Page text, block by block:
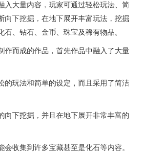
入大量内容，玩家可通过轻松玩法、简
向下挖掘，在地下展开丰富玩法，挖掘
石、钻石、金币、珠宝及稀有物品。
作而成的作品，首先作品中融入了大量
的玩法和简单的设定，而且采用了简洁
向下挖掘，并且在地下展开非常丰富的
会收集到许多宝藏甚至是化石等内容。